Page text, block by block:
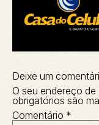
Deixe um
O seu endereço
obrigatórios são
Comentário *